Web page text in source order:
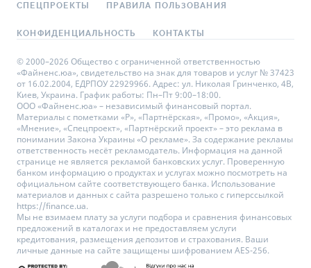
СПЕЦПРОЕКТЫ ПРАВИЛА ПОЛЬЗОВАНИЯ
КОНФИДЕНЦИАЛЬНОСТЬ КОНТАКТЫ
© 2000–2026 Общество с ограниченной ответственностью
«Файненс.юа», свидетельство на знак для товаров и услуг № 37423
от 16.02.2004, ЕДРПОУ 22929966. Адрес: ул. Николая Гринченко, 4В,
Киев, Украина. График работы: Пн–Пт 9:00–18:00.
ООО «Файненс.юа» – независимый финансовый портал.
Материалы с пометками «Р», «Партнёрская», «Промо», «Акция»,
«Мнение», «Спецпроект», «Партнёрский проект» – это реклама в
понимании Закона Украины «О рекламе». За содержание рекламы
ответственность несёт рекламодатель. Информация на данной
странице не является рекламой банковских услуг. Проверенную
банком информацию о продуктах и услугах можно посмотреть на
официальном сайте соответствующего банка. Использование
материалов и данных с сайта разрешено только с гиперссылкой
https://finance.ua.
Мы не взимаем плату за услуги подбора и сравнения финансовых
предложений в каталогах и не предоставляем услуги
кредитования, размещения депозитов и страхования. Ваши
личные данные на сайте защищены шифрованием AES-256.